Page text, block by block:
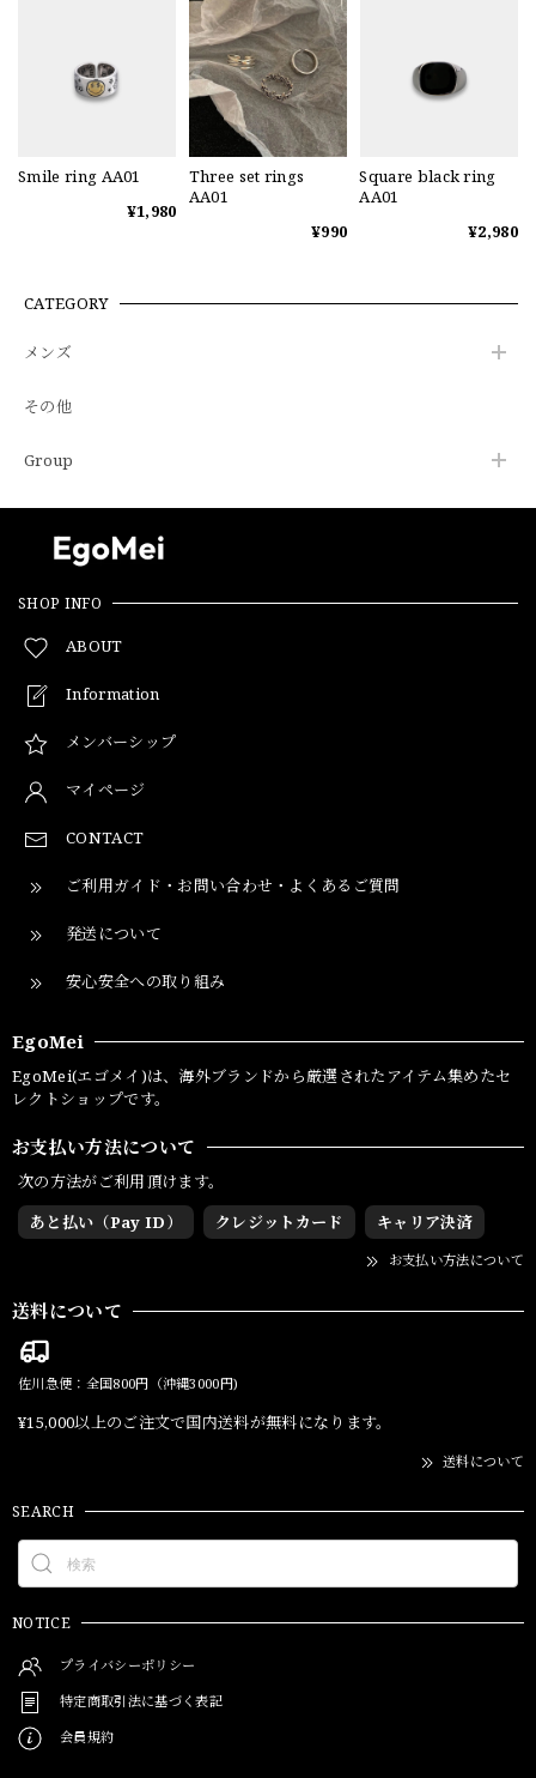
Smile ring AA01
¥1,980
Three set rings
AA01
¥990
Square black ring
AA01
¥2,980
CATEGORY
メンズ
その他
Group
SHOP INFO
ABOUT
Information
メンバーシップ
マイページ
CONTACT
ご利用ガイド・お問い合わせ・よくあるご質問
発送について
安心安全への取り組み
EgoMei
EgoMei(エゴメイ)は、海外ブランドから厳選されたアイテム集めたセ
レクトショップです。
お支払い方法について
次の方法がご利用頂けます。
あと払い（Pay ID）
クレジットカード キャリア決済
お支払い方法について
送料について
佐川急便：全国800円（沖縄3000円)
¥15,000以上のご注文で国内送料が無料になります。
送料について
SEARCH
NOTICE
プライバシーポリシー
特定商取引法に基づく表記
会員規約